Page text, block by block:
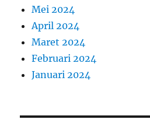
Mei 2024
April 2024
Maret 2024
Februari 2024
Januari 2024